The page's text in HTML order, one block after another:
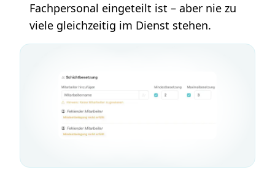
Fachpersonal eingeteilt ist – aber nie zu
viele gleichzeitig im Dienst stehen.